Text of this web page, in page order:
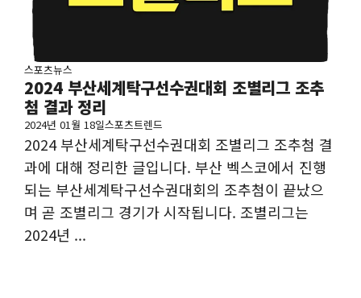
스포츠뉴스
2024 부산세계탁구선수권대회 조별리그 조추
첨 결과 정리
2024년 01월 18일스포츠트렌드
2024 부산세계탁구선수권대회 조별리그 조추첨 결
과에 대해 정리한 글입니다. 부산 벡스코에서 진행
되는 부산세계탁구선수권대회의 조추첨이 끝났으
며 곧 조별리그 경기가 시작됩니다. 조별리그는
2024년 ...